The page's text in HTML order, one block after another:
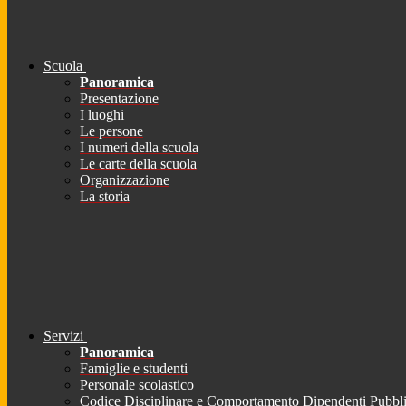
Scuola
Panoramica
Presentazione
I luoghi
Le persone
I numeri della scuola
Le carte della scuola
Organizzazione
La storia
Servizi
Panoramica
Famiglie e studenti
Personale scolastico
Codice Disciplinare e Comportamento Dipendenti